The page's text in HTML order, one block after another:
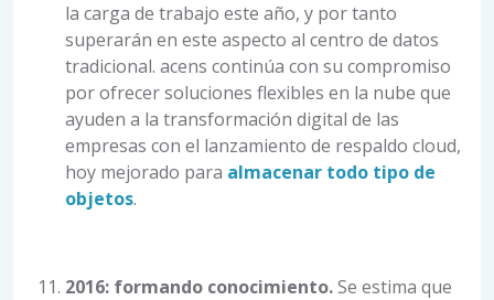
la carga de trabajo este año, y por tanto
superarán en este aspecto al centro de datos
tradicional. acens continúa con su compromiso
por ofrecer soluciones flexibles en la nube que
ayuden a la transformación digital de las
empresas con el lanzamiento de respaldo cloud,
hoy mejorado para almacenar todo tipo de
objetos.
2016: formando conocimiento.Se estima que